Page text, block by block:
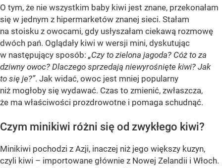
O tym, że nie wszystkim baby kiwi jest znane, przekonałam
się w jednym z hipermarketów znanej sieci. Stałam
na stoisku z owocami, gdy usłyszałam ciekawą rozmowę
dwóch pań. Oglądały kiwi w wersji mini, dyskutując
w następujący sposób: „Czy to zielona jagoda? Cóż to za
dziwny owoc? Dlaczego sprzedają niewyrośnięte kiwi? Jak
to się je?”. Jak widać, owoc jest mniej popularny
niż mogłoby się wydawać. Czas to zmienić, zwłaszcza,
że ma właściwości prozdrowotne i pomaga schudnąć.
Czym minikiwi różni się od zwykłego kiwi?
Minikiwi pochodzi z Azji, inaczej niż jego większy kuzyn,
czyli kiwi – importowane głównie z Nowej Zelandii i Włoch.